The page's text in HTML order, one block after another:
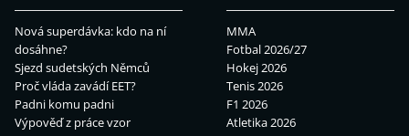
Nová superdávka: kdo na ní
dosáhne?
Sjezd sudetských Němců
Proč vláda zavádí EET?
Padni komu padni
Výpověď z práce vzor
MMA
Fotbal 2026/27
Hokej 2026
Tenis 2026
F1 2026
Atletika 2026